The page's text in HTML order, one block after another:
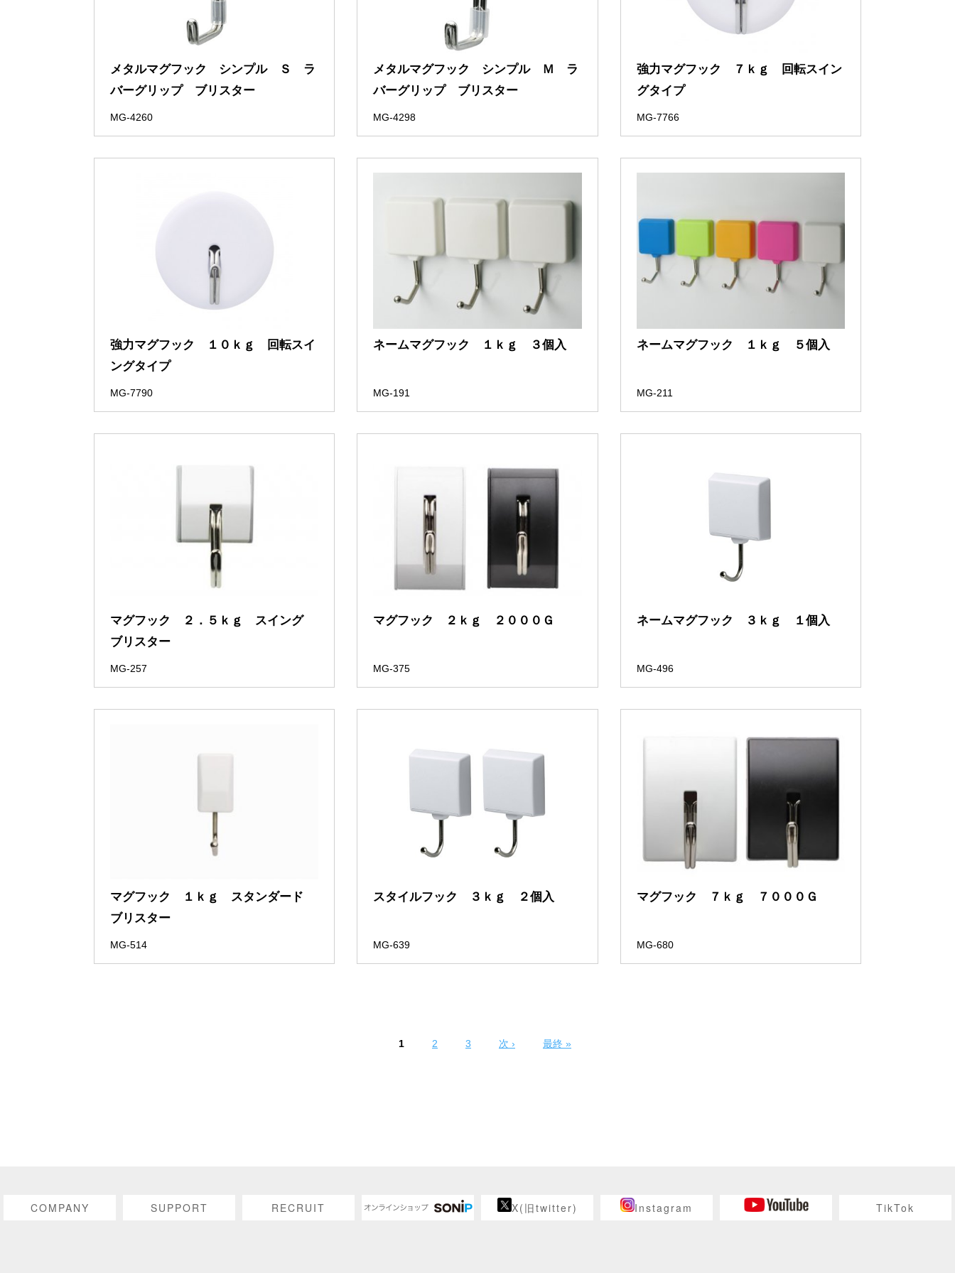
メタルマグフック シンプル Ｓ ラ
バーグリップ ブリスター
MG-4260
メタルマグフック シンプル Ｍ ラ
バーグリップ ブリスター
MG-4298
強力マグフック ７ｋｇ 回転スイン
グタイプ
MG-7766
強力マグフック １０ｋｇ 回転スイ
ングタイプ
MG-7790
ネームマグフック １ｋｇ ３個入
MG-191
ネームマグフック １ｋｇ ５個入
MG-211
マグフック ２．５ｋｇ スイング
ブリスター
MG-257
マグフック ２ｋｇ ２０００Ｇ
MG-375
ネームマグフック ３ｋｇ １個入
MG-496
マグフック １ｋｇ スタンダード
ブリスター
MG-514
スタイルフック ３ｋｇ ２個入
MG-639
マグフック ７ｋｇ ７０００Ｇ
MG-680
1 2 3 次 › 最終 »
COMPANY SUPPORT RECRUIT X(旧twitter) Instagram TikTok